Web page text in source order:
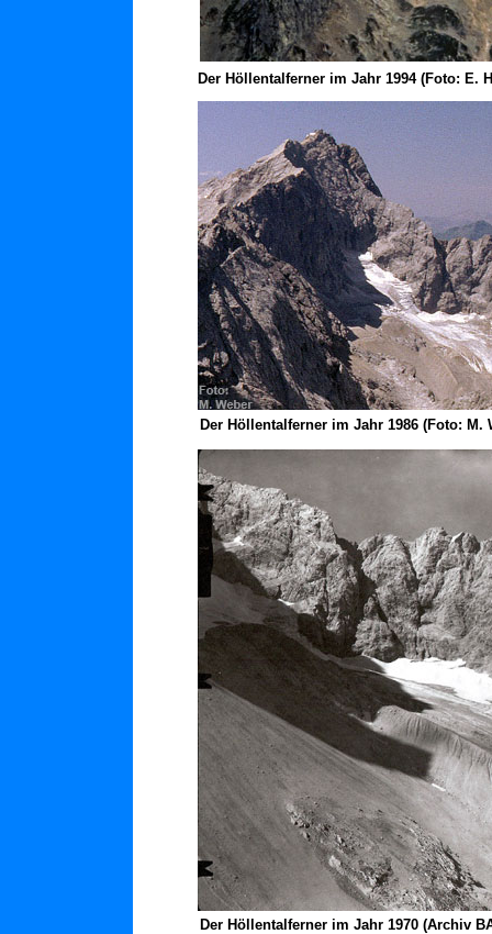
Der Höllentalferner im Jahr 1986 (Foto: M.
Der Höllentalferner im Jahr 1994 (Foto: E.
Der Höllentalferner im Jahr 1970 (Archiv